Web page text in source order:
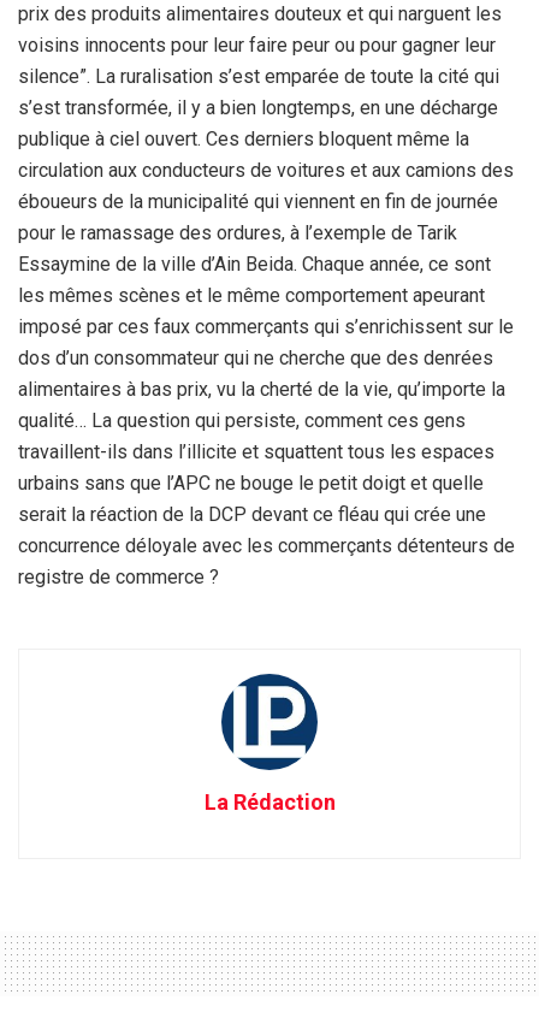
prix des produits alimentaires douteux et qui narguent les
voisins innocents pour leur faire peur ou pour gagner leur
silence”. La ruralisation s’est emparée de toute la cité qui
s’est transformée, il y a bien longtemps, en une décharge
publique à ciel ouvert. Ces derniers bloquent même la
circulation aux conducteurs de voitures et aux camions des
éboueurs de la municipalité qui viennent en fin de journée
pour le ramassage des ordures, à l’exemple de Tarik
Essaymine de la ville d’Ain Beida. Chaque année, ce sont
les mêmes scènes et le même comportement apeurant
imposé par ces faux commerçants qui s’enrichissent sur le
dos d’un consommateur qui ne cherche que des denrées
alimentaires à bas prix, vu la cherté de la vie, qu’importe la
qualité… La question qui persiste, comment ces gens
travaillent-ils dans l’illicite et squattent tous les espaces
urbains sans que l’APC ne bouge le petit doigt et quelle
serait la réaction de la DCP devant ce fléau qui crée une
concurrence déloyale avec les commerçants détenteurs de
registre de commerce ?
La Rédaction